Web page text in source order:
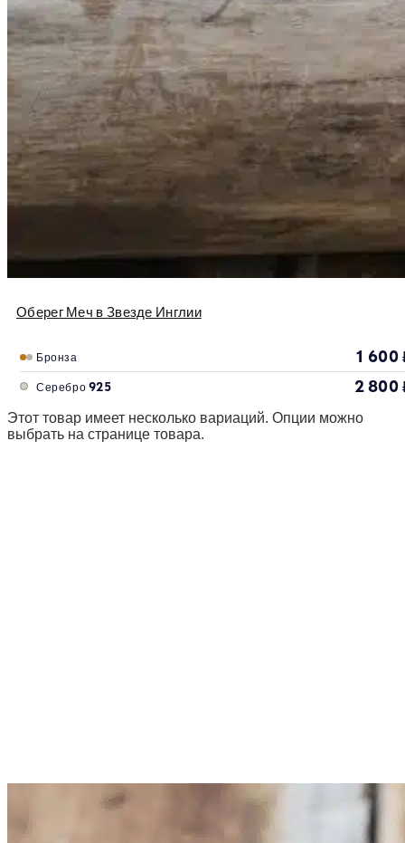
Оберег Меч в Звезде Инглии
Бронза 1 600
Серебро 925 2 800
Этот товар имеет несколько вариаций. Опции можно
выбрать на странице товара.